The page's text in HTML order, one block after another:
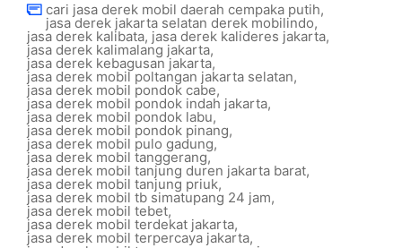
cari jasa derek mobil daerah cempaka putih,
jasa derek jakarta selatan derek mobilindo,
jasa derek kalibata, jasa derek kalideres jakarta,
jasa derek kalimalang jakarta,
jasa derek kebagusan jakarta,
jasa derek mobil poltangan jakarta selatan,
jasa derek mobil pondok cabe,
jasa derek mobil pondok indah jakarta,
jasa derek mobil pondok labu,
jasa derek mobil pondok pinang,
jasa derek mobil pulo gadung,
jasa derek mobil tanggerang,
jasa derek mobil tanjung duren jakarta barat,
jasa derek mobil tanjung priuk,
jasa derek mobil tb simatupang 24 jam,
jasa derek mobil tebet,
jasa derek mobil terdekat jakarta,
jasa derek mobil terpercaya jakarta,